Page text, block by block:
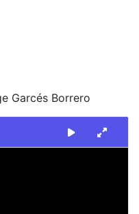
Garcés Borrero